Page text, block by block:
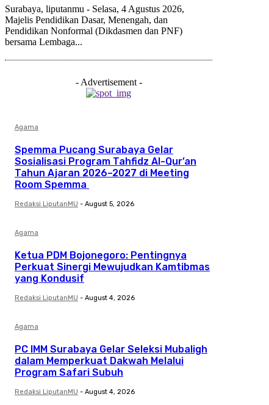
Surabaya, liputanmu - Selasa, 4 Agustus 2026,
Majelis Pendidikan Dasar, Menengah, dan
Pendidikan Nonformal (Dikdasmen dan PNF)
bersama Lembaga...
- Advertisement -
Agama
Spemma Pucang Surabaya Gelar
Sosialisasi Program Tahfidz Al-Qur’an
Tahun Ajaran 2026–2027 di Meeting
Room Spemma
Redaksi LiputanMU - August 5, 2026
Agama
Ketua PDM Bojonegoro: Pentingnya
Perkuat Sinergi Mewujudkan Kamtibmas
yang Kondusif
Redaksi LiputanMU - August 4, 2026
Agama
PC IMM Surabaya Gelar Seleksi Mubaligh
dalam Memperkuat Dakwah Melalui
Program Safari Subuh
Redaksi LiputanMU - August 4, 2026